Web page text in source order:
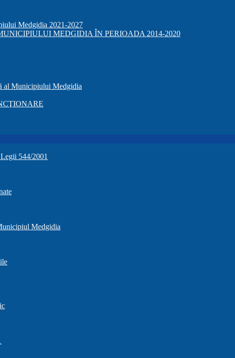
Medgidia 2021-2027
MEDGIDIA ÎN PERIOADA 2014-2020
al Municipiului Medgidia
544/2001
Medgidia